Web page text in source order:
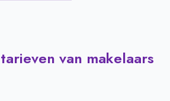
van makelaars